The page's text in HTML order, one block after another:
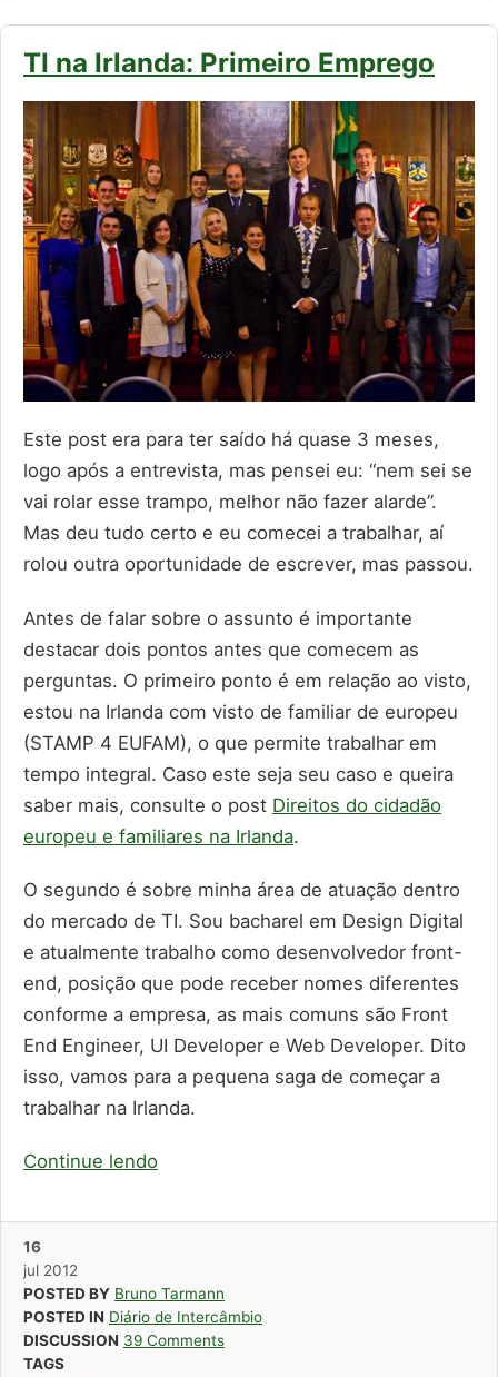
TI na Irlanda: Primeiro Emprego
Este post era para ter saído há quase 3 meses,
logo após a entrevista, mas pensei eu: “nem sei se
vai rolar esse trampo, melhor não fazer alarde”.
Mas deu tudo certo e eu comecei a trabalhar, aí
rolou outra oportunidade de escrever, mas passou.
Antes de falar sobre o assunto é importante
destacar dois pontos antes que comecem as
perguntas. O primeiro ponto é em relação ao visto,
estou na Irlanda com visto de familiar de europeu
(STAMP 4 EUFAM), o que permite trabalhar em
tempo integral. Caso este seja seu caso e queira
saber mais, consulte o post Direitos do cidadão
europeu e familiares na Irlanda.
O segundo é sobre minha área de atuação dentro
do mercado de TI. Sou bacharel em Design Digital
e atualmente trabalho como desenvolvedor front-
end, posição que pode receber nomes diferentes
conforme a empresa, as mais comuns são Front
End Engineer, UI Developer e Web Developer. Dito
isso, vamos para a pequena saga de começar a
trabalhar na Irlanda.
Continue lendo
16
jul 2012
POSTED BY Bruno Tarmann
POSTED IN Diário de Intercâmbio
DISCUSSION 39 Comments
TAGS